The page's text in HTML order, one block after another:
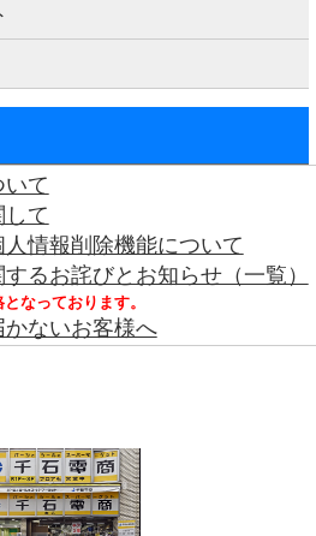
て
て
情報削除機能について
るお詫びとお知らせ（一覧）
なっております。
ないお客様へ